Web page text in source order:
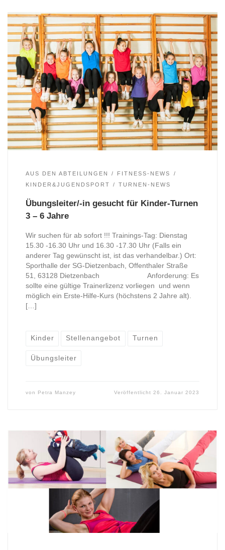
AUS DEN ABTEILUNGEN
FITNESS-NEWS
KINDER&JUGENDSPORT
TURNEN-NEWS
Übungsleiter/-in gesucht für Kinder-Turnen
3 – 6 Jahre
Wir suchen für ab sofort !!! Trainings-Tag: Dienstag
15.30 -16.30 Uhr und 16.30 -17.30 Uhr (Falls ein
anderer Tag gewünscht ist, ist das verhandelbar.) Ort:
Sporthalle der SG-Dietzenbach, Offenthaler Straße
51, 63128 Dietzenbach Anforderung: Es
sollte eine gültige Trainerlizenz vorliegen und wenn
möglich ein Erste-Hilfe-Kurs (höchstens 2 Jahre alt).
[…]
Kinder Stellenangebot Turnen
Übungsleiter
von Petra Manzey Veröffentlicht26. Januar 2023